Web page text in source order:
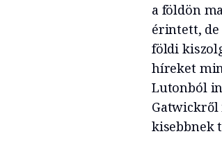
a földön
érintett, de
földi
híreket
Lutonból
Gatwickről
kisebbnek